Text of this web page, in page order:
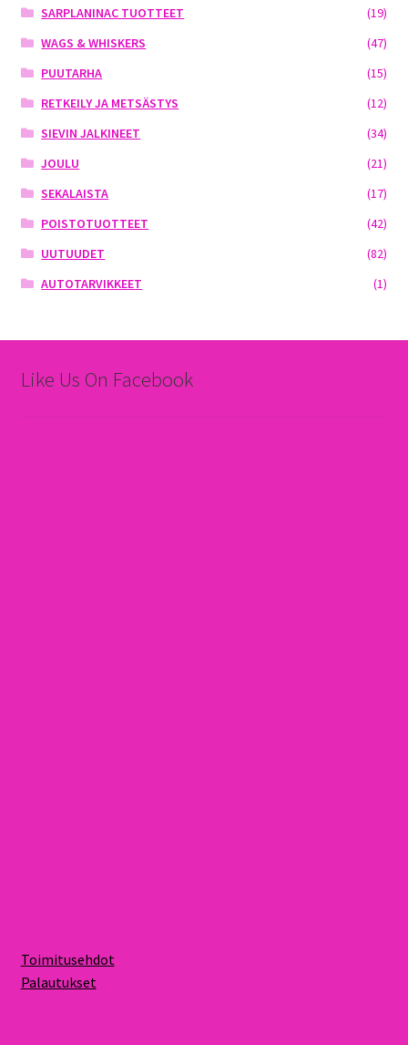
SARPLANINAC TUOTTEET
(19)
WAGS & WHISKERS
(47)
PUUTARHA
(15)
RETKEILY JA METSÄSTYS
(12)
SIEVIN JALKINEET
(34)
JOULU
(21)
SEKALAISTA
(17)
POISTOTUOTTEET
(42)
UUTUUDET
(82)
AUTOTARVIKKEET
(1)
Like Us On Facebook
Toimitusehdot
Palautukset